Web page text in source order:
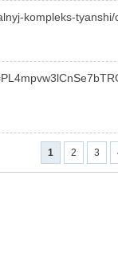
kompleks-tyanshi/
1 2 3